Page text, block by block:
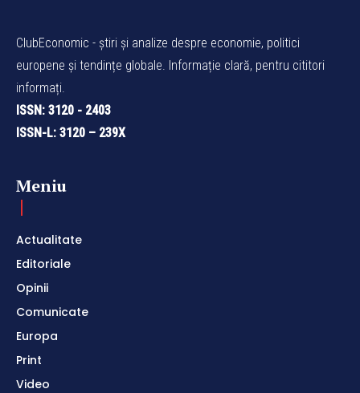
ClubEconomic - știri și analize despre economie, politici
europene și tendințe globale. Informație clară, pentru cititori
informați.
ISSN: 3120 - 2403
ISSN-L: 3120 – 239X
Meniu
Actualitate
Editoriale
Opinii
Comunicate
Europa
Print
Video